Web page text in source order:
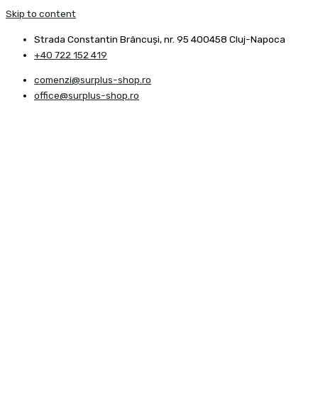
Skip to content
Strada Constantin Brâncuşi, nr. 95 400458 Cluj-Napoca
+40 722 152 419
comenzi@surplus-shop.ro
office@surplus-shop.ro